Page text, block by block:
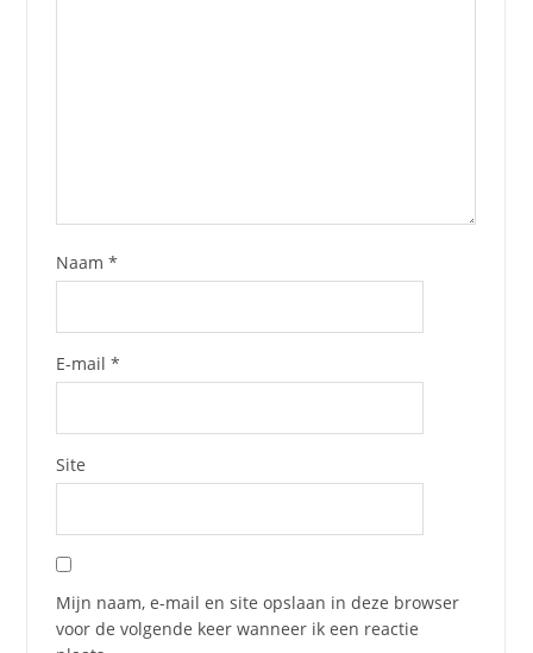
Naam *
E-mail *
Site
Mijn naam, e-mail en site opslaan in deze browser
voor de volgende keer wanneer ik een reactie